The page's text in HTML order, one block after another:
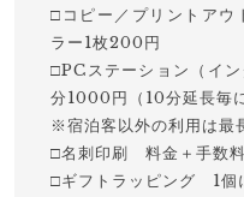
□コピー／プリントア
ラー1枚200円
□PCステーション（イ
分1000円（10分延長毎
※宿泊客以外の利用は最
□名刺印刷 料金＋手数
□ギフトラッピング 1個